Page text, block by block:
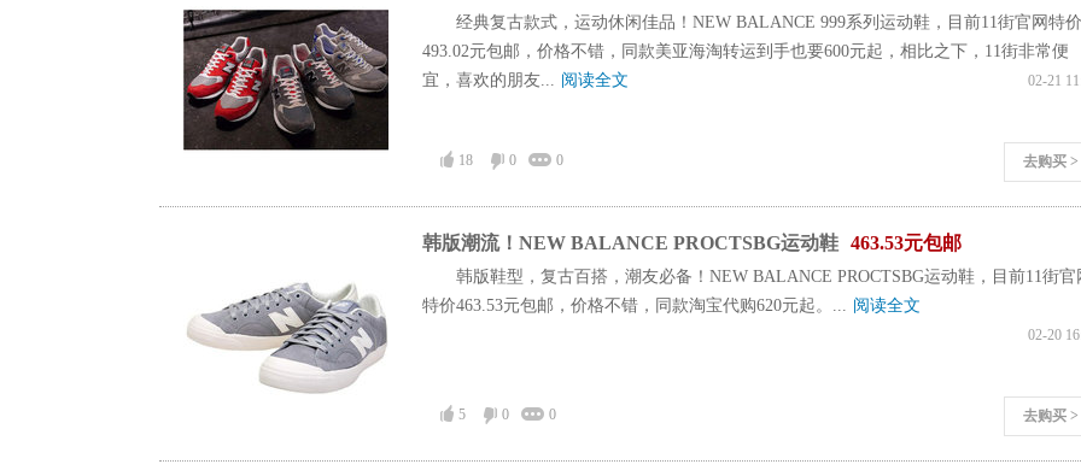
经典复古款式，运动休闲佳品！NEW BALANCE 999系列运动鞋，目前11街官网特价
493.02元包邮，价格不错，同款美亚海淘转运到手也要600元起，相比之下，11街非常便
宜，喜欢的朋友... 阅读全文 02-21
去购买 >
18 0 0
韩版潮流！NEW BALANCE PROCTSBG运动鞋 463.53元包邮
韩版鞋型，复古百搭，潮友必备！NEW BALANCE PROCTSBG运动鞋，目前11街官
特价463.53元包邮，价格不错，同款淘宝代购620元起。... 阅读全文
02-20
去购买 >
5 0 0